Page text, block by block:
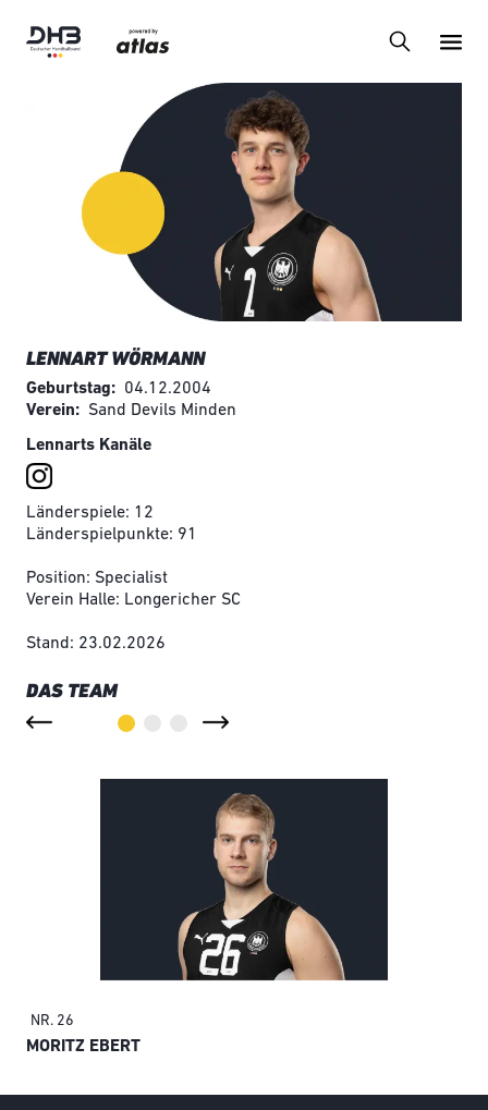
LENNART WÖRMANN
Geburtstag
04.12.2004
Verein
Sand Devils Minden
Lennarts Kanäle
Länderspiele: 12
Länderspielpunkte: 91
Position: Specialist
Verein Halle: Longericher SC
Stand: 23.02.2026
DAS TEAM
NR. 26
MORITZ EBERT